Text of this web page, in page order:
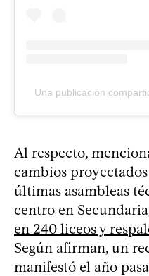
Una publicación
Al respecto,
cambios
últimas asambleas
centro en
en 240 liceos y
Según afirman, un
manifestó el año